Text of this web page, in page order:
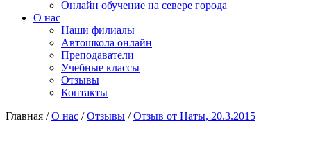
Онлайн обучение на севере города
О нас
Наши филиалы
Автошкола онлайн
Преподаватели
Учебные классы
Отзывы
Контакты
Главная /О нас /Отзывы /Отзыв от Наты, 20.3.2015